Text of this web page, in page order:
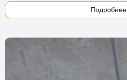
Подробнее